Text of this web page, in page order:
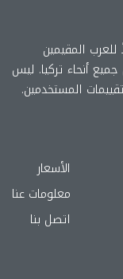
المقيمين
أنحاء تركيا. ليس
المستخدمين.
الأسعار
معلومات عنا
اتصل بنا